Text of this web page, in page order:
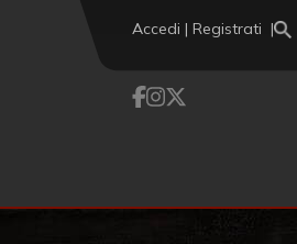
Accedi | Registrati